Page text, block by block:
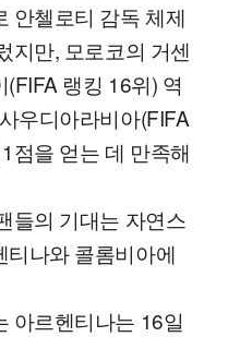
안첼로티 감독 체제
지만, 모로코의 거센
랭킹 16위) 역
우디아라비아(FIFA
점을 얻는 데 만족해
들의 기대는 자연스
티나와 콜롬비아에
아르헨티나는 16일